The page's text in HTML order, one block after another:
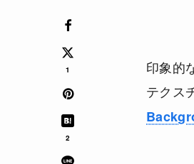
1
2
印象的
テクス